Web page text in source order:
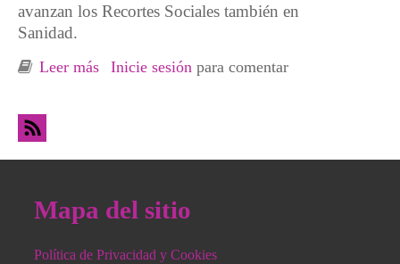
avanzan los Recortes Sociales también en
Sanidad.
Leer más sobre En contra de los recortes en salud para
Inicie sesión para comentar
Mapa del sitio
Política de Privacidad y Cookies